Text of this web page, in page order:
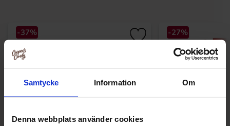
Samtycke Information Om
Denna webbplats använder cookies
-37% -27%